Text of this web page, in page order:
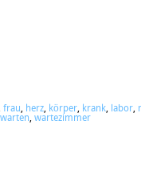
frau, herz, körper, krank, labor,
warten, wartezimmer